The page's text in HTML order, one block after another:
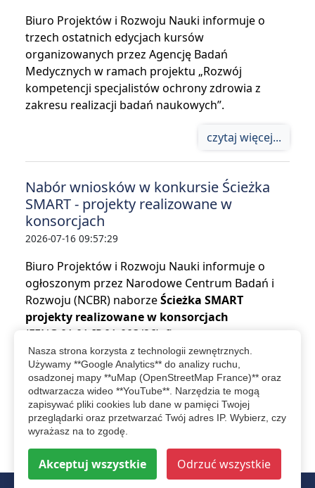
Biuro Projektów i Rozwoju Nauki informuje o
trzech ostatnich edycjach kursów
organizowanych przez Agencję Badań
Medycznych w ramach projektu „Rozwój
kompetencji specjalistów ochrony zdrowia z
zakresu realizacji badań naukowych”.
czytaj więcej...
Nabór wniosków w konkursie Ścieżka
SMART - projekty realizowane w
konsorcjach
2026-07-16 09:57:29
Biuro Projektów i Rozwoju Nauki informuje o
ogłoszonym przez Narodowe Centrum Badań i
Rozwoju (NCBR) naborzeŚcieżka SMART
projekty realizowane w konsorcjach
(FENG.01.01-IP.01-003/26), finansowanym z
programu Fundusze Europejskie dla
Nowoczesnej Gospodarki.
czytaj więcej...
więcej wydarzeń
Nasza strona korzysta z technologii zewnętrznych.
Używamy **Google Analytics** do analizy ruchu,
osadzonej mapy **uMap (OpenStreetMap France)** oraz
odtwarzacza wideo **YouTube**. Narzędzia te mogą
zapisywać pliki cookies lub dane w pamięci Twojej
przeglądarki oraz przetwarzać Twój adres IP. Wybierz, czy
wyrażasz na to zgodę.
Akceptuj wszystkie Odrzuć wszystkie